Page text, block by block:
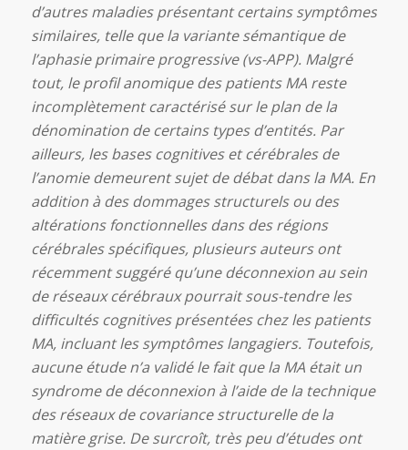
d’autres maladies présentant certains symptômes
similaires, telle que la variante sémantique de
l’aphasie primaire progressive (vs-APP). Malgré
tout, le profil anomique des patients MA reste
incomplètement caractérisé sur le plan de la
dénomination de certains types d’entités. Par
ailleurs, les bases cognitives et cérébrales de
l’anomie demeurent sujet de débat dans la MA. En
addition à des dommages structurels ou des
altérations fonctionnelles dans des régions
cérébrales spécifiques, plusieurs auteurs ont
récemment suggéré qu’une déconnexion au sein
de réseaux cérébraux pourrait sous-tendre les
difficultés cognitives présentées chez les patients
MA, incluant les symptômes langagiers. Toutefois,
aucune étude n’a validé le fait que la MA était un
syndrome de déconnexion à l’aide de la technique
des réseaux de covariance structurelle de la
matière grise. De surcroît, très peu d’études ont